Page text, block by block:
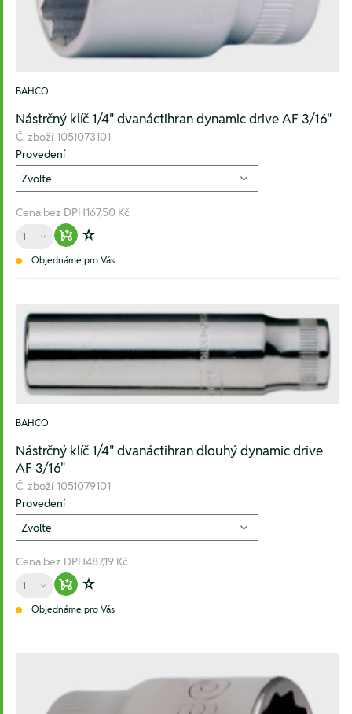
BAHCO
Nástrčný klíč 1/4" dvanáctihran dynamic drive AF 3/16"
Č. zboží 1051073101
Provedení
Cena bez DPH167,50 Kč
Množství
Warenkorb hinzufügen
Zur Wunschliste hinzufügen
Objednáme pro Vás
BAHCO
Nástrčný klíč 1/4" dvanáctihran dlouhý dynamic drive
AF 3/16"
Č. zboží 1051079101
Provedení
Cena bez DPH487,19 Kč
Množství
Warenkorb hinzufügen
Zur Wunschliste hinzufügen
Objednáme pro Vás